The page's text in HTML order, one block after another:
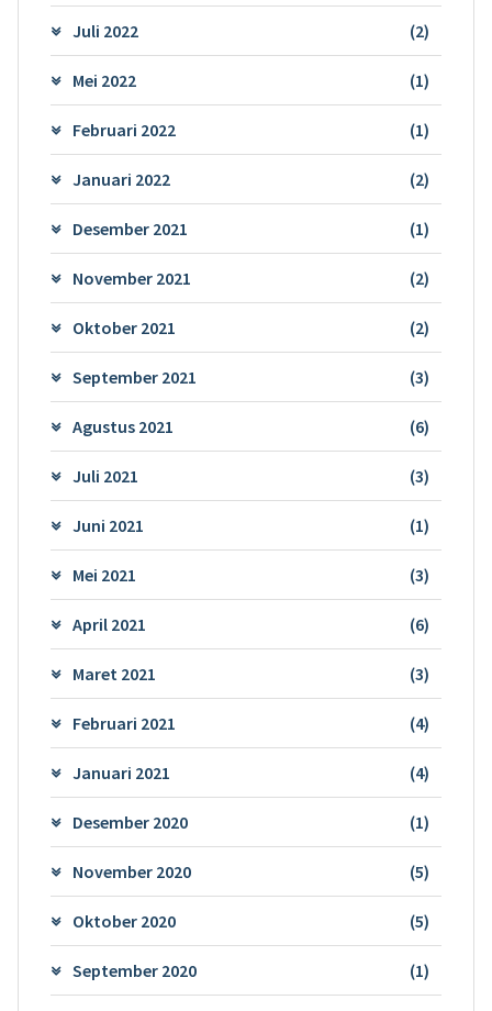
Juli 2022 (2)
Mei 2022 (1)
Februari 2022 (1)
Januari 2022 (2)
Desember 2021 (1)
November 2021 (2)
Oktober 2021 (2)
September 2021 (3)
Agustus 2021 (6)
Juli 2021 (3)
Juni 2021 (1)
Mei 2021 (3)
April 2021 (6)
Maret 2021 (3)
Februari 2021 (4)
Januari 2021 (4)
Desember 2020 (1)
November 2020 (5)
Oktober 2020 (5)
September 2020 (1)